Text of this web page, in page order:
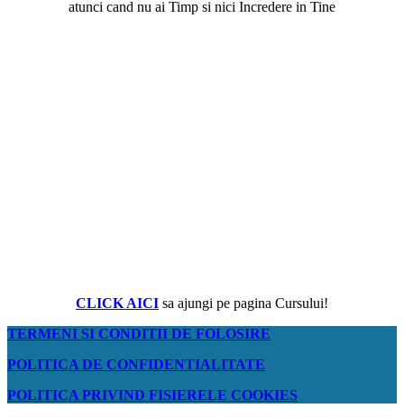
atunci cand nu ai Timp si nici Incredere in Tine
CLICK AICI sa ajungi pe pagina Cursului!
TERMENI SI CONDITII DE FOLOSIRE
POLITICA DE CONFIDENTIALITATE
POLITICA PRIVIND FISIERELE COOKIES